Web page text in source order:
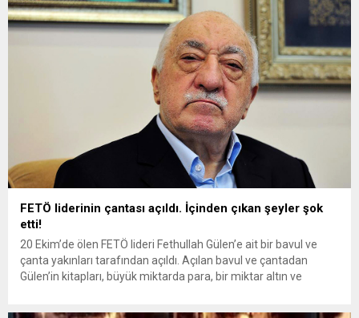
oluşu gözler önündeydi....
FETÖ liderinin çantası açıldı. İçinden çıkan şeyler şok
etti!
20 Ekim’de ölen FETÖ lideri Fethullah Gülen’e ait bir bavul ve
çanta yakınları tarafından açıldı. Açılan bavul ve çantadan
Gülen’in kitapları, büyük miktarda para, bir miktar altın ve